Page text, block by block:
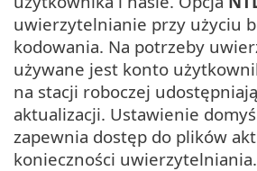
uwierzytelnianie przy użyciu
kodowania. Na potrzeby
używane jest konto
na stacji roboczej
aktualizacji. Ustawienie
zapewnia dostęp do plików
konieczności uwierzytelniania.